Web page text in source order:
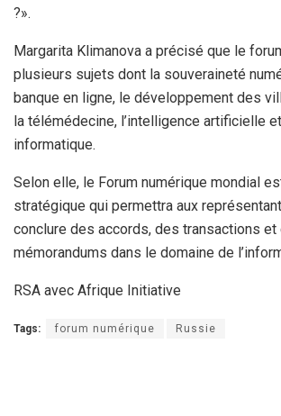
?».
Margarita Klimanova a précisé que le
plusieurs sujets dont la souveraineté
banque en ligne, le développement des
la télémédecine, l’intelligence artificielle
informatique.
Selon elle, le Forum numérique mondial
stratégique qui permettra aux
conclure des accords, des transactions et
mémorandums dans le domaine de
RSA avec Afrique Initiative
Tags: forum numérique Russie